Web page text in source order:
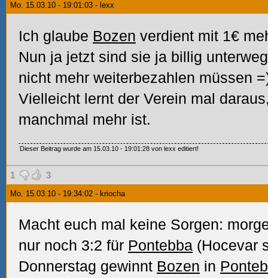
Mo. 15.03.10 - 19:01:03 - lexx
Ich glaube Bozen verdient mit 1€
Nun ja jetzt sind sie ja billig
nicht mehr weiterbezahlen müssen
Vielleicht lernt der Verein mal
manchmal mehr ist.
Dieser Beitrag wurde am 15.03.10 - 19:01:28 von lexx editiert!
1 3
Mo. 15.03.10 - 19:34:02 - kriocha
Macht euch mal keine Sorgen:
nur noch 3:2 für Pontebba (Hocevar
Donnerstag gewinnt Bozen in